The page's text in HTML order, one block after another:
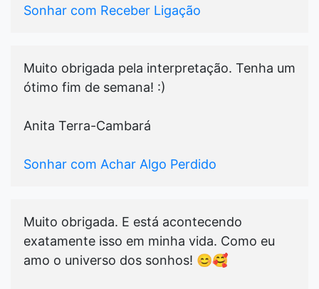
Sonhar com Receber Ligação
Muito obrigada pela interpretação. Tenha um
ótimo fim de semana! :)
Anita Terra-Cambará
Sonhar com Achar Algo Perdido
Muito obrigada. E está acontecendo
exatamente isso em minha vida. Como eu
amo o universo dos sonhos! 😊🥰